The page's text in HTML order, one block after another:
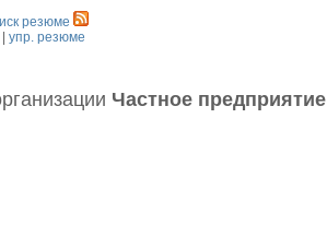
резюме
|упр. резюме
Частное предприятие